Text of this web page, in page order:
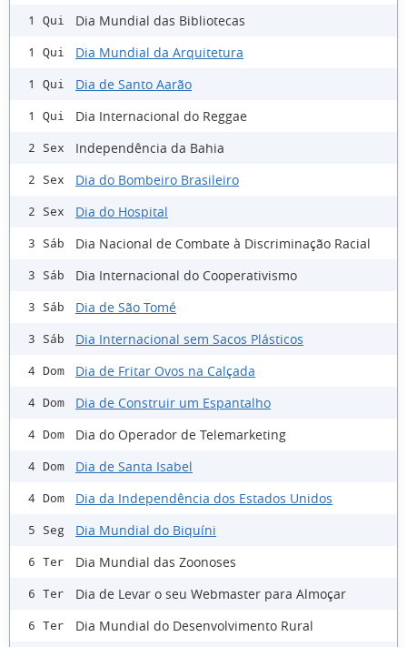
1 Qui Dia Mundial das Bibliotecas
1 Qui Dia Mundial da Arquitetura
1 Qui Dia de Santo Aarão
1 Qui Dia Internacional do Reggae
2 Sex Independência da Bahia
2 Sex Dia do Bombeiro Brasileiro
2 Sex Dia do Hospital
3 Sáb Dia Nacional de Combate à Discriminação Racial
3 Sáb Dia Internacional do Cooperativismo
3 Sáb Dia de São Tomé
3 Sáb Dia Internacional sem Sacos Plásticos
4 Dom Dia de Fritar Ovos na Calçada
4 Dom Dia de Construir um Espantalho
4 Dom Dia do Operador de Telemarketing
4 Dom Dia de Santa Isabel
4 Dom Dia da Independência dos Estados Unidos
5 Seg Dia Mundial do Biquíni
6 Ter Dia Mundial das Zoonoses
6 Ter Dia de Levar o seu Webmaster para Almoçar
6 Ter Dia Mundial do Desenvolvimento Rural